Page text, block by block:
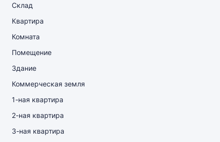
Склад
Квартира
Комната
Помещение
Здание
Коммерческая земля
1-ная квартира
2-ная квартира
3-ная квартира